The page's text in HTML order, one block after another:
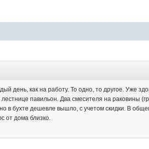
день, как на работу. То одно, то другое. Уже
павильон. Два смесителя на раковины
в бухте дешевле вышло, с учетом скидки. В
от дома близко.